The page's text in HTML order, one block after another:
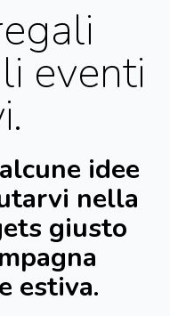
eventi
idee
nella
giusto
estiva.